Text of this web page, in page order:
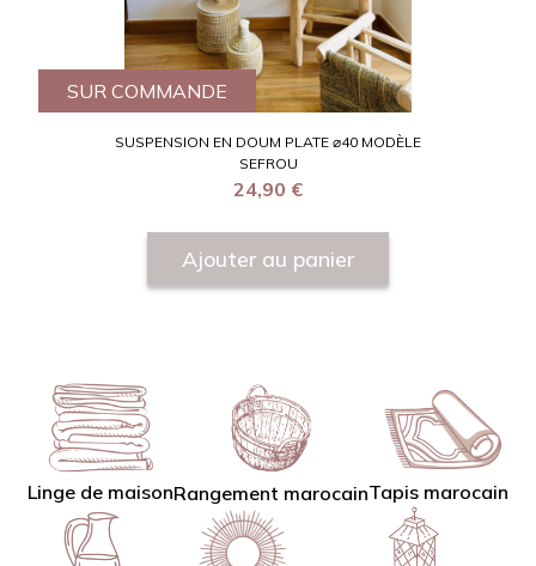
SUR COMMANDE
SUSPENSION EN DOUM PLATE ⌀40 MODÈLE
SEFROU
24,90 €
Ajouter au panier
Linge de maisonRangement marocainTapis marocain